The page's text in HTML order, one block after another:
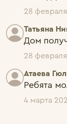
28
Татьяна
Дом
28
Атаева
Ребята
4 марта